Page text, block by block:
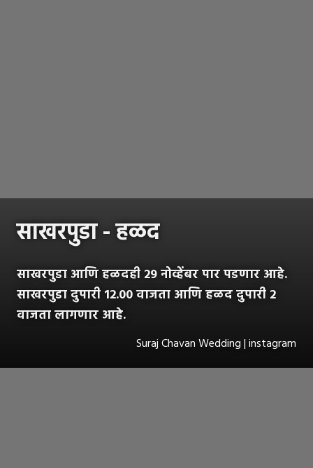
साखरपुडा - हळद
साखरपुडा आणि हळदही 29 नोव्हेंबर पार पडणार आहे.
साखरपुडा दुपारी 12.00 वाजता आणि हळद दुपारी 2
वाजता लागणार आहे.
Suraj Chavan Wedding | instagram